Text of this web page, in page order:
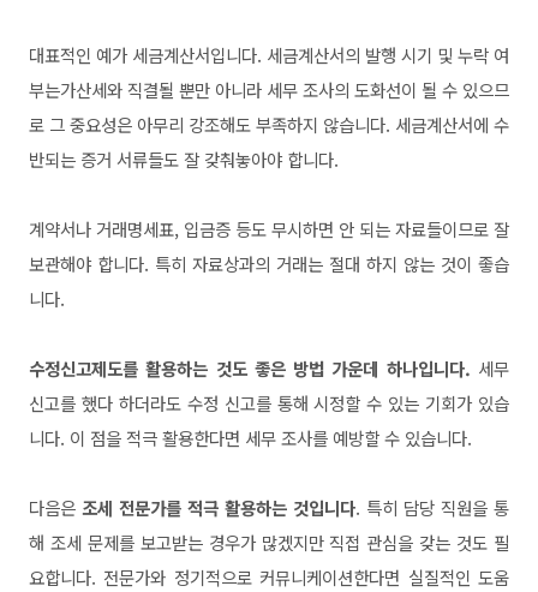
대표적인 예가 세금계산서입니다. 세금계산서의 발행 시기 및 누락 여
부는가산세와 직결될 뿐만 아니라 세무 조사의 도화선이 될 수 있으므
로 그 중요성은 아무리 강조해도 부족하지 않습니다. 세금계산서에 수
반되는 증거 서류들도 잘 갖춰놓아야 합니다.
계약서나 거래명세표, 입금증 등도 무시하면 안 되는 자료들이므로 잘
보관해야 합니다. 특히 자료상과의 거래는 절대 하지 않는 것이 좋습
니다.
수정신고제도를 활용하는 것도 좋은 방법 가운데 하나입니다. 세무
신고를 했다 하더라도 수정 신고를 통해 시정할 수 있는 기회가 있습
니다. 이 점을 적극 활용한다면 세무 조사를 예방할 수 있습니다.
다음은 조세 전문가를 적극 활용하는 것입니다. 특히 담당 직원을 통
해 조세 문제를 보고받는 경우가 많겠지만 직접 관심을 갖는 것도 필
요합니다. 전문가와 정기적으로 커뮤니케이션한다면 실질적인 도움